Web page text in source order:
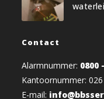
Contact
Alarmnummer: 0800
Kantoornummer:
E-mail: